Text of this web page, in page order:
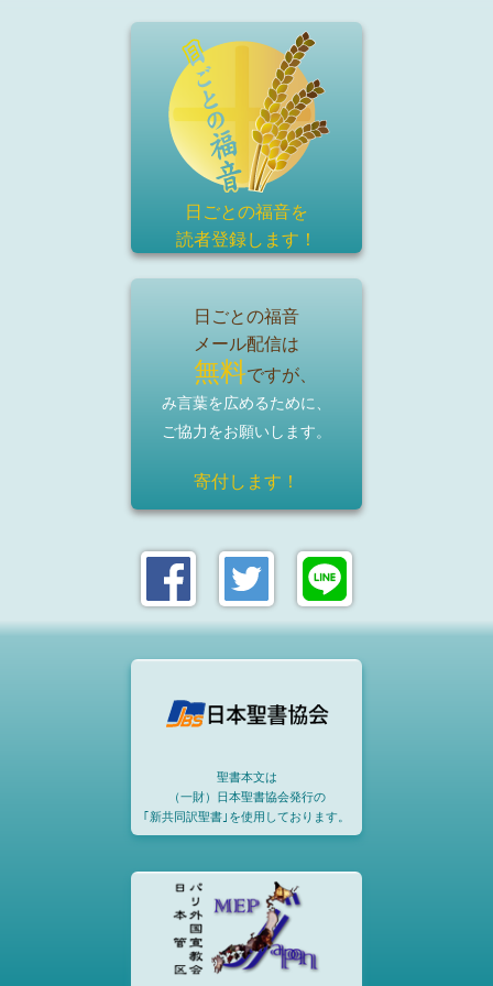
日ごとの福音を
読者登録します！
日ごとの福音
メール配信は
無料ですが、
み言葉を広めるために、
ご協力をお願いします。
寄付します！
聖書本文は
（一財）日本聖書協会発行の
｢新共同訳聖書｣を使用しております。